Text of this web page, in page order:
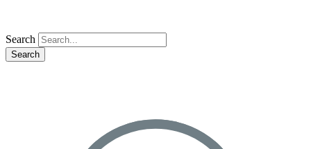
Search
Search